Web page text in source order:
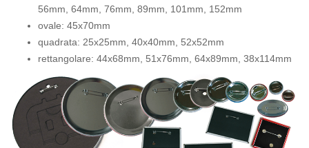
56mm, 64mm, 76mm, 89mm, 101mm, 152mm
ovale: 45x70mm
quadrata: 25x25mm, 40x40mm, 52x52mm
rettangolare: 44x68mm, 51x76mm, 64x89mm, 38x114mm